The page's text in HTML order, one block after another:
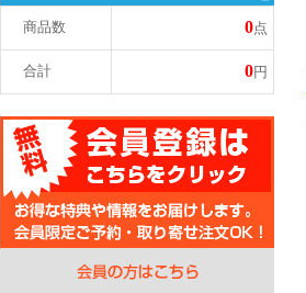
商品数 0点
合計 0円